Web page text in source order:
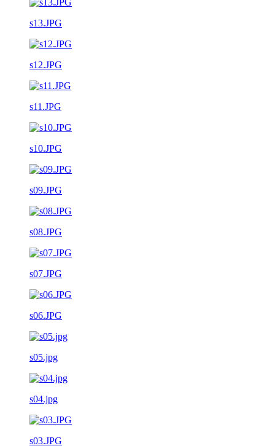
s13.JPG
s12.JPG
s11.JPG
s10.JPG
s09.JPG
s08.JPG
s07.JPG
s06.JPG
s05.jpg
s04.jpg
s03.JPG